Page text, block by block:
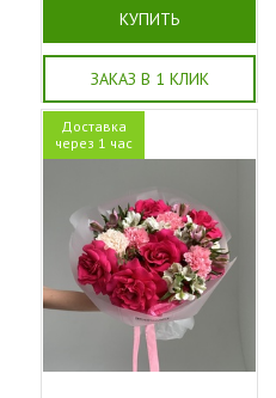
КУПИТЬ
ЗАКАЗ В 1 КЛИК
Доставка
через 1 час